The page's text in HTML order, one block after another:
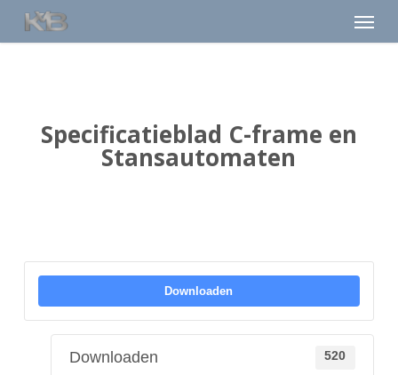
Skip
Menu
Specificatieblad C-frame en
Stansautomaten
Downloaden
Downloaden 520